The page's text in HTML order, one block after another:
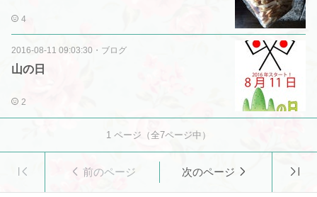
4
2016-08-11 09:03:30 ・ ブログ
山の日
2
1 ページ（全7ページ中）
前のページ 次のページ